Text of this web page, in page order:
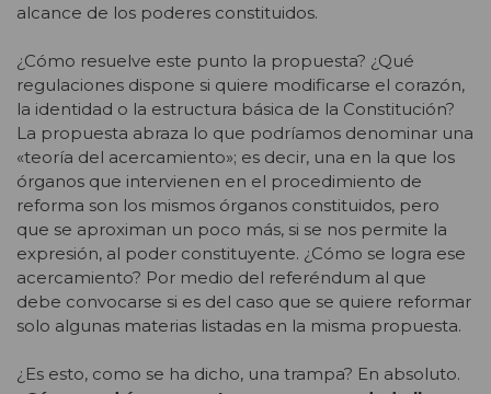
alcance de los poderes constituidos.
¿Cómo resuelve este punto la propuesta? ¿Qué
regulaciones dispone si quiere modificarse el corazón,
la identidad o la estructura básica de la Constitución?
La propuesta abraza lo que podríamos denominar una
«teoría del acercamiento»; es decir, una en la que los
órganos que intervienen en el procedimiento de
reforma son los mismos órganos constituidos, pero
que se aproximan un poco más, si se nos permite la
expresión, al poder constituyente. ¿Cómo se logra ese
acercamiento? Por medio del referéndum al que
debe convocarse si es del caso que se quiere reformar
solo algunas materias listadas en la misma propuesta.
¿Es esto, como se ha dicho, una trampa? En absoluto.